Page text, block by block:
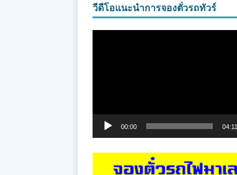
วีดีโอแนะนำการจองตั๋วรถทัวร์
00:00 04:11